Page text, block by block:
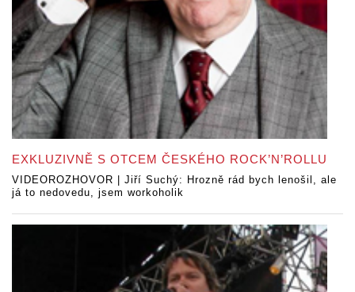
EXKLUZIVNĚ S OTCEM ČESKÉHO ROCK’N’ROLLU
VIDEOROZHOVOR | Jiří Suchý: Hrozně rád bych lenošil, ale
já to nedovedu, jsem workoholik